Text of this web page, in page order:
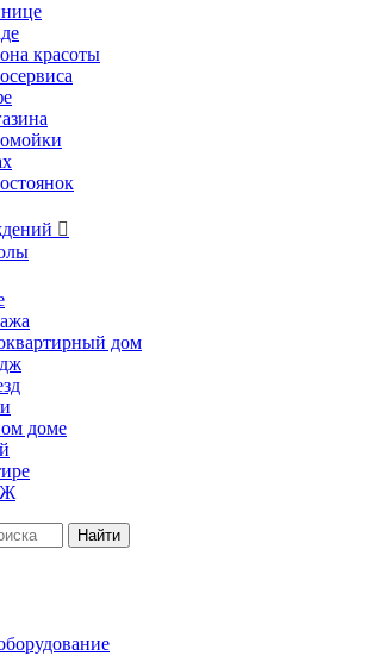
красоты

дом
доме
Найти